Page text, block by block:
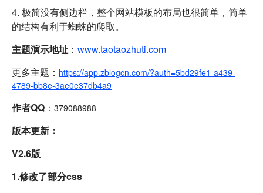
4. 极简没有侧边栏，整个网站模板的布局也很简单，简单
的结构有利于蜘蛛的爬取。
主题演示地址 ： www.taotaozhuti.com
更多主题： https://app.zblogcn.com/?auth=5bd29fe1-a439-
4789-bb8e-3ae0e37db4a9
作者QQ ： 379088988
版本更新：
V2.6版
1.修改了部分css